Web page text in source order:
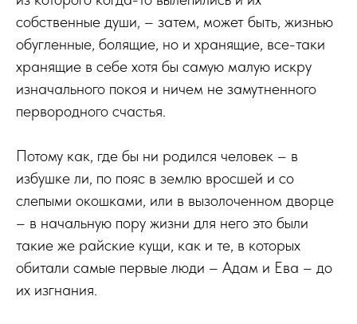
собственные души, – затем, может быть, жизнью
обугленные, болящие, но и хранящие, все-таки
хранящие в себе хотя бы самую малую искру
изначального покоя и ничем не замутненного
первородного счастья.
Потому как, где бы ни родился человек – в
избушке ли, по пояс в землю вросшей и со
слепыми окошками, или в вызолоченном дворце
– в начальную пору жизни для него это были
такие же райские кущи, как и те, в которых
обитали самые первые люди – Адам и Ева – до
их изгнания.